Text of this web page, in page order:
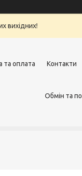
вихідних!
та оплата Контакти
Обмін та